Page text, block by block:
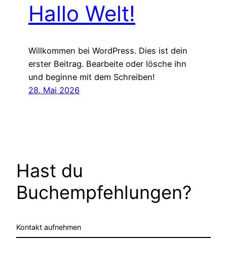
Hallo Welt!
Willkommen bei WordPress. Dies ist dein
erster Beitrag. Bearbeite oder lösche ihn
und beginne mit dem Schreiben!
28. Mai 2026
Hast du
Buchempfehlungen?
Kontakt aufnehmen